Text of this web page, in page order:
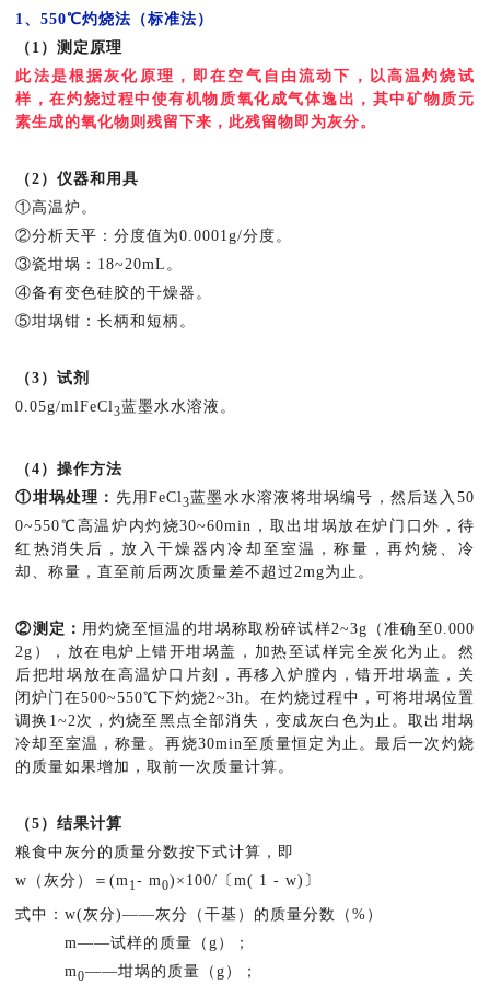
1、550℃灼烧法（标准法）
（1）测定原理
此法是根据灰化原理，即在空气自由流动下，以高温灼烧试
样，在灼烧过程中使有机物质氧化成气体逸出，其中矿物质元
素生成的氧化物则残留下来，此残留物即为灰分。
（2）仪器和用具
①高温炉。
②分析天平：分度值为0.0001g/分度。
③瓷坩埚：18~20mL。
④备有变色硅胶的干燥器。
⑤坩埚钳：长柄和短柄。
（3）试剂
0.05g/mlFeCl3蓝墨水水溶液。
（4）操作方法
①坩埚处理： 先用FeCl3蓝墨水水溶液将坩埚编号，然后送入50
0~550℃高温炉内灼烧30~60min，取出坩埚放在炉门口外，待
红热消失后，放入干燥器内冷却至室温，称量，再灼烧、冷
却、称量，直至前后两次质量差不超过2mg为止。
②测定： 用灼烧至恒温的坩埚称取粉碎试样2~3g（准确至0.000
2g），放在电炉上错开坩埚盖，加热至试样完全炭化为止。然
后把坩埚放在高温炉口片刻，再移入炉膛内，错开坩埚盖，关
闭炉门在500~550℃下灼烧2~3h。在灼烧过程中，可将坩埚位置
调换1~2次，灼烧至黑点全部消失，变成灰白色为止。取出坩埚
冷却至室温，称量。再烧30min至质量恒定为止。最后一次灼烧
的质量如果增加，取前一次质量计算。
（5）结果计算
粮食中灰分的质量分数按下式计算，即
w（灰分）＝(m 1- m0)×100/〔m( 1 - w)〕
式中：w(灰分)——灰分（干基）的质量分数（%）
m——试样的质量（g）；
m0——坩埚的质量（g）；